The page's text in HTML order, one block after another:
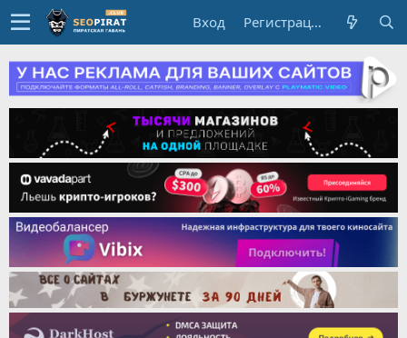
Вход Регистрация